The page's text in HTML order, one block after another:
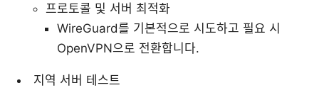
프로토콜 및 서버 최적화
WireGuard를 기본적으로 시도하고 필요 시
OpenVPN으로 전환합니다.
지역 서버 테스트